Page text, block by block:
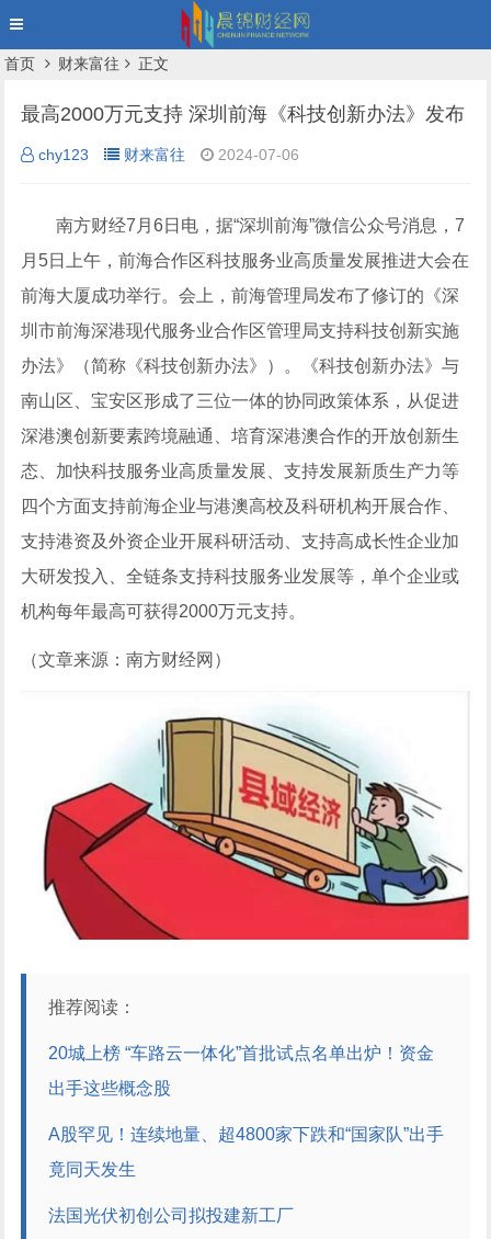
首页 财来富往 正文
最高2000万元支持 深圳前海《科技创新办法》发布
chy123 财来富往 2024-07-06
南方财经7月6日电，据“深圳前海”微信公众号消息，7
月5日上午，前海合作区科技服务业高质量发展推进大会在
前海大厦成功举行。会上，前海管理局发布了修订的《深
圳市前海深港现代服务业合作区管理局支持科技创新实施
办法》（简称《科技创新办法》）。《科技创新办法》与
南山区、宝安区形成了三位一体的协同政策体系，从促进
深港澳创新要素跨境融通、培育深港澳合作的开放创新生
态、加快科技服务业高质量发展、支持发展新质生产力等
四个方面支持前海企业与港澳高校及科研机构开展合作、
支持港资及外资企业开展科研活动、支持高成长性企业加
大研发投入、全链条支持科技服务业发展等，单个企业或
机构每年最高可获得2000万元支持。
（文章来源：南方财经网）
推荐阅读：
20城上榜 “车路云一体化”首批试点名单出炉！资金
出手这些概念股
A股罕见！连续地量、超4800家下跌和“国家队”出手
竟同天发生
法国光伏初创公司拟投建新工厂